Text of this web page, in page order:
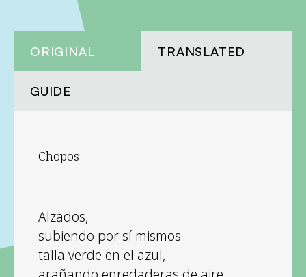
ORIGINAL TRANSLATED
GUIDE
Chopos
Alzados,
subiendo por sí mismos
talla verde en el azul,